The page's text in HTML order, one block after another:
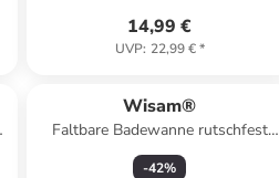
14,99 €
UVP: 22,99 €*
Wisam®
Faltbare Badewanne rutschfest
klappbar
-42%